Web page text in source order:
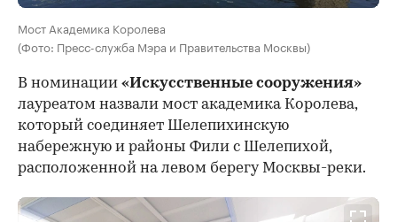
Мост Академика Королева
(Фото: Пресс-служба Мэра и Правительства Москвы)
В номинации «Искусственные сооружения»
лауреатом назвали мост академика Королева,
который соединяет Шелепихинскую
набережную и районы Фили с Шелепихой,
расположенной на левом берегу Москвы-реки.